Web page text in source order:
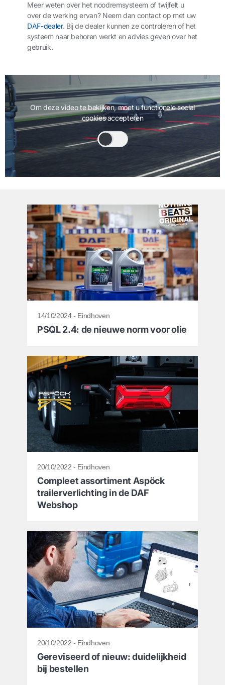
Meer weten over het noodremsysteem of twijfelt u
over de werking ervan? Neem dan contact op met uw
DAF-dealer. Bij de dealer kunnen ze controleren of het
systeem naar behoren werkt en advies geven over het
gebruik.
Om deze video te bekijken, moet u functionele social
cookies accepteren
14/10/2024 - Eindhoven
PSQL 2.4: de nieuwe norm voor olie
20/10/2022 - Eindhoven
Compleet assortiment Aspöck
trailerverlichting in de DAF
Webshop
20/10/2022 - Eindhoven
Gereviseerd of nieuw: duidelijkheid
bij bestellen